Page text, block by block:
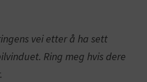
vei etter å ha sett
Ring meg hvis dere